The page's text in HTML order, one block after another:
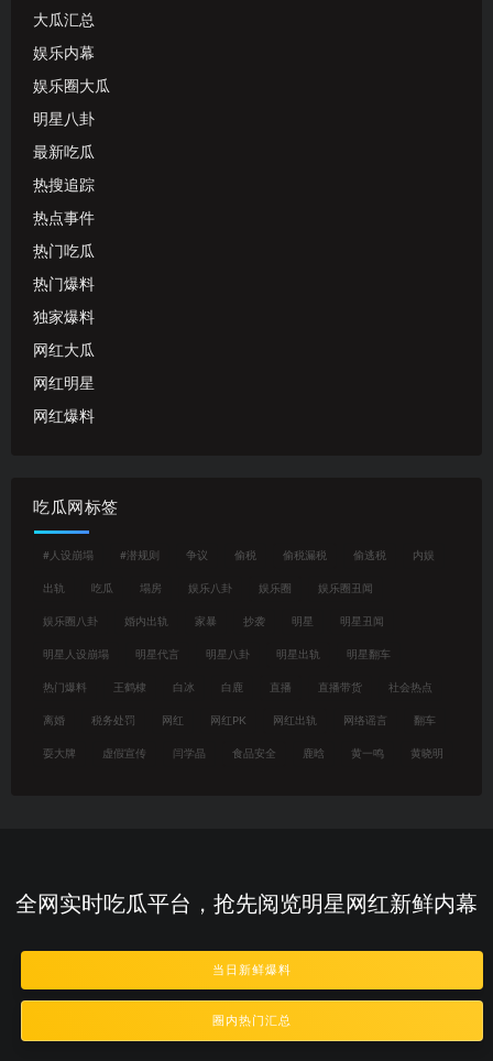
大瓜汇总
娱乐内幕
娱乐圈大瓜
明星八卦
最新吃瓜
热搜追踪
热点事件
热门吃瓜
热门爆料
独家爆料
网红大瓜
网红明星
网红爆料
吃瓜网标签
#人设崩塌 #潜规则 争议 偷税 偷税漏税 偷逃税 内娱
出轨 吃瓜 塌房 娱乐八卦 娱乐圈 娱乐圈丑闻
娱乐圈八卦 婚内出轨 家暴 抄袭 明星 明星丑闻
明星人设崩塌 明星代言 明星八卦 明星出轨 明星翻车
热门爆料 王鹤棣 白冰 白鹿 直播 直播带货 社会热点
离婚 税务处罚 网红 网红PK 网红出轨 网络谣言 翻车
耍大牌 虚假宣传 闫学晶 食品安全 鹿晗 黄一鸣 黄晓明
全网实时吃瓜平台，抢先阅览明星网红新鲜内幕
当日新鲜爆料
圈内热门汇总